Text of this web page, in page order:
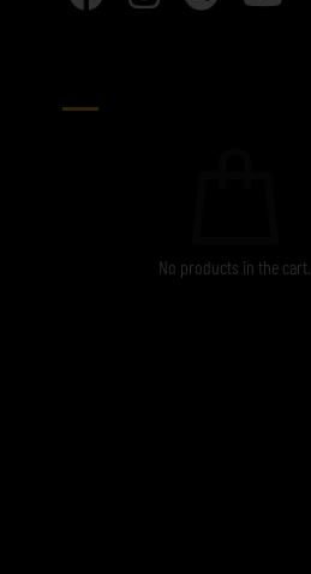
No products in the cart.